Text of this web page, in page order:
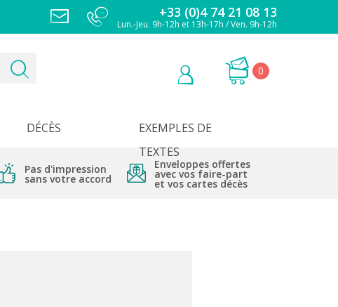
+33 (0)4 74 21 08 13
Lun.-Jeu. 9h-12h et 13h-17h / Ven. 9h-12h
0
DÉCÈS
EXEMPLES DE
TEXTES
Pas d'impression
sans votre accord
Enveloppes offertes
avec vos faire-part
et vos cartes décès